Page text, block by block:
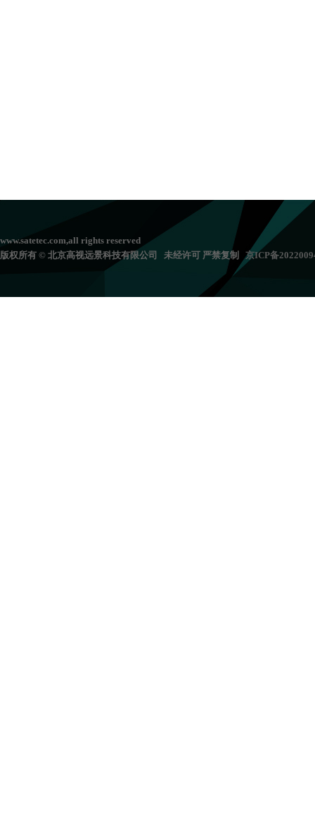
www.satetec.com,all rights reserved
版权所有 © 北京高视远景科技有限公司 未经许可 严禁复制京ICP备